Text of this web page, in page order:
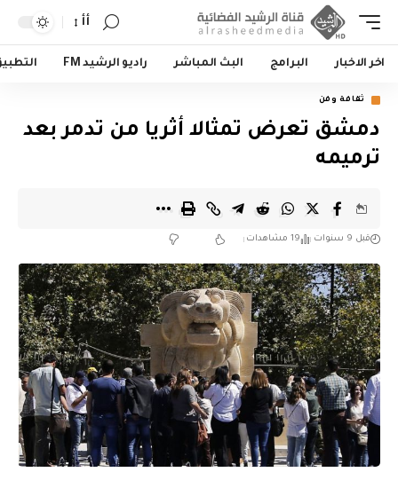
أأ
اخر الاخبار البرامج البث المباشر راديو الرشيد FM
ثقافة وفن
دمشق تعرض تمثالا أثريا من تدمر بعد
ترميمه
قبل 9 سنوات 19 مشاهدات